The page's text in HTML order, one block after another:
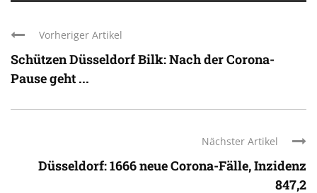
Vorheriger Artikel
Schützen Düsseldorf Bilk: Nach der Corona-
Pause geht ...
Nächster Artikel
Düsseldorf: 1666 neue Corona-Fälle, Inzidenz
847,2